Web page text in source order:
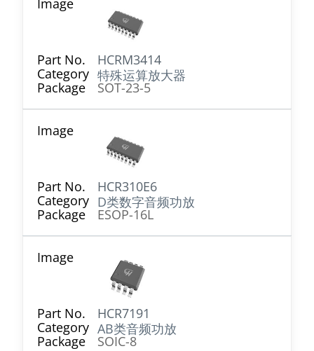
HCRM3414
特殊运算放大器
SOT-23-5
HCR310E6
D类数字音频功放
ESOP-16L
HCR7191
AB类音频功放
SOIC-8